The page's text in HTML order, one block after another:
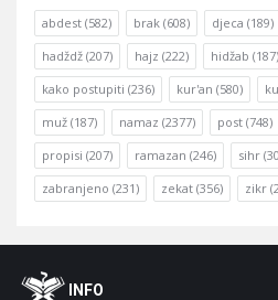
abdest (582) brak (608) djeca (189)
hadždž (207) hajz (222) hidžab (187)
kako postupiti (236) kur'an (580)
muž (187) namaz (2377) post (748)
propisi (207) ramazan (246) sihr
zabranjeno (231) zekat (356) zikr
FooterOINFO